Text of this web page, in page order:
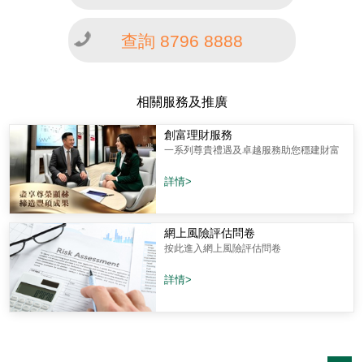
查詢 8796 8888
相關服務及推廣
創富理財服務
一系列尊貴禮遇及卓越服務助您穩建財富
詳情>
網上風險評估問卷
按此進入網上風險評估問卷
詳情>